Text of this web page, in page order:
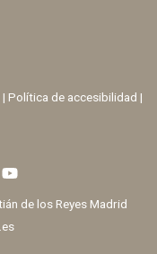
| Política de accesibilidad |
de los Reyes Madrid